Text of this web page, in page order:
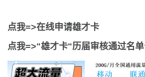
雄才卡资讯
雄安新闻
点我=>在线申请雄才卡
点我=>"雄才卡"历届审核通过名